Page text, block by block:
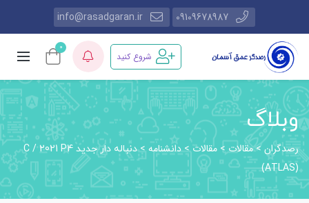
09109678987
info@rasadgaran.ir
شروع کنید
0
وبلاگ
رصدگران>مقالات> مقالات>دانشنامه>
دنباله دار جدید C / 2021 P4
(ATLAS)